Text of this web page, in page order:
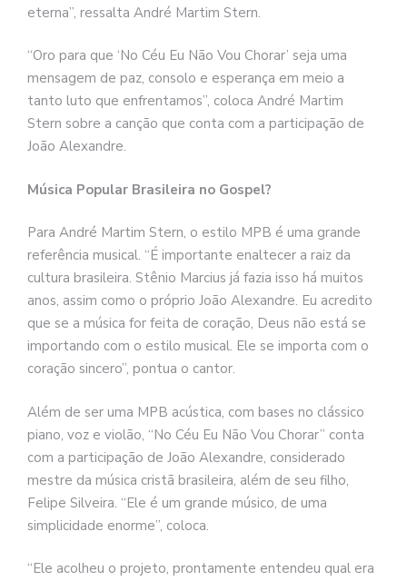
eterna”, ressalta André Martim Stern.
“Oro para que ‘No Céu Eu Não Vou Chorar’ seja uma
mensagem de paz, consolo e esperança em meio a
tanto luto que enfrentamos”, coloca André Martim
Stern sobre a canção que conta com a participação de
João Alexandre.
Música Popular Brasileira no Gospel?
Para André Martim Stern, o estilo MPB é uma grande
referência musical. “É importante enaltecer a raiz da
cultura brasileira. Stênio Marcius já fazia isso há muitos
anos, assim como o próprio João Alexandre. Eu acredito
que se a música for feita de coração, Deus não está se
importando com o estilo musical. Ele se importa com o
coração sincero”, pontua o cantor.
Além de ser uma MPB acústica, com bases no clássico
piano, voz e violão, “No Céu Eu Não Vou Chorar” conta
com a participação de João Alexandre, considerado
mestre da música cristã brasileira, além de seu filho,
Felipe Silveira. “Ele é um grande músico, de uma
simplicidade enorme”, coloca.
“Ele acolheu o projeto, prontamente entendeu qual era